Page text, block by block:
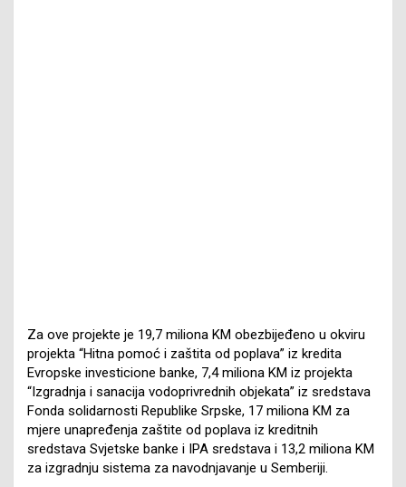
Za ove projekte je 19,7 miliona KM obezbijeđeno u okviru
projekta “Hitna pomoć i zaštita od poplava” iz kredita
Evropske investicione banke, 7,4 miliona KM iz projekta
“Izgradnja i sanacija vodoprivrednih objekata” iz sredstava
Fonda solidarnosti Republike Srpske, 17 miliona KM za
mjere unapređenja zaštite od poplava iz kreditnih
sredstava Svjetske banke i IPA sredstava i 13,2 miliona KM
za izgradnju sistema za navodnjavanje u Semberiji.